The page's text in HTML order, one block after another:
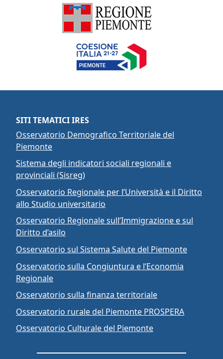
SITI TEMATICI IRES
Osservatorio Demografico Territoriale del
Piemonte
Sistema degli indicatori sociali regionali e
provinciali (Sisreg)
Osservatorio Regionale per l’Università e il Diritto
allo Studio universitario
Osservatorio Regionale sull’Immigrazione e sul
Diritto d’asilo
Osservatorio sul Sistema Salute del Piemonte
Osservatorio sulla Congiuntura e l’Economia
Regionale
Osservatorio sulla finanza territoriale
Osservatorio rurale del Piemonte PROSPERA
Osservatorio Culturale del Piemonte